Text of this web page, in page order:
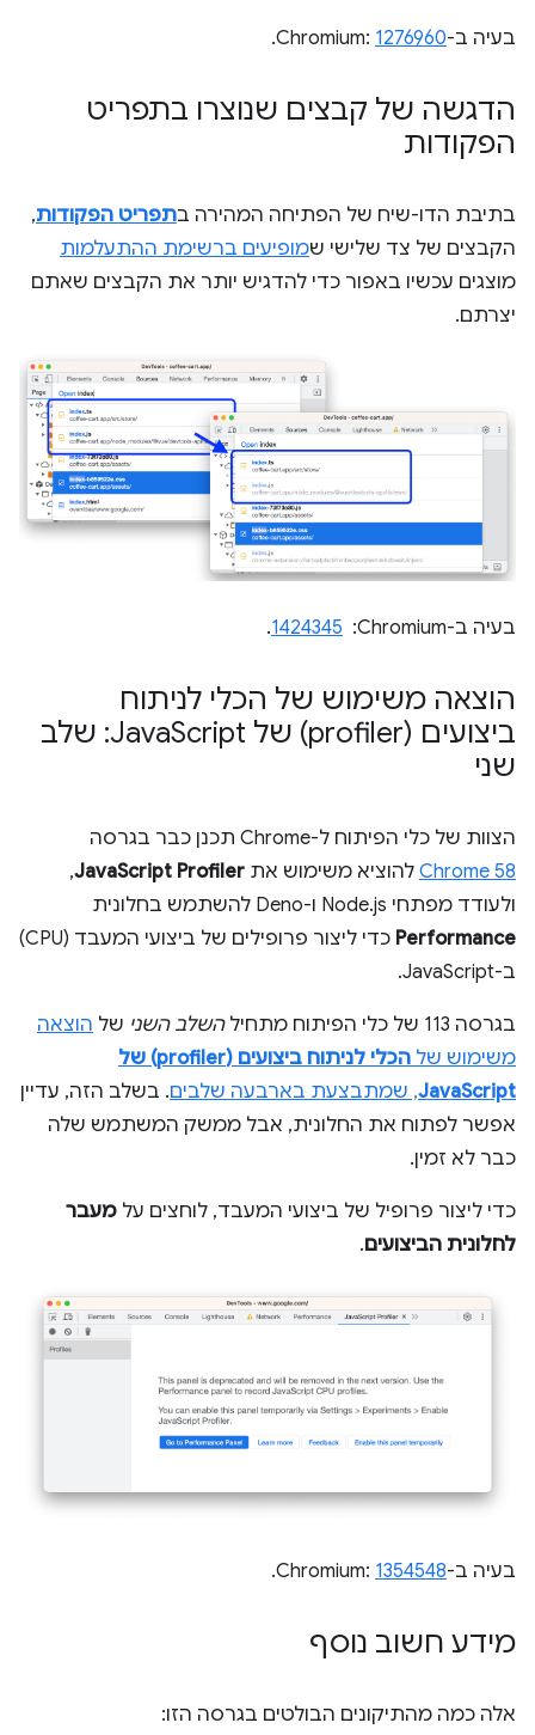
בעיה ב-Chromium:1276960
.
הדגשה של קבצים שנוצרו בתפריט
הפקודות
בתיבת הדו-שיח של הפתיחה המהירה בתפריט הפקודות,
הקבצים של צד שלישי שמופיעים ברשימת ההתעלמות
מוצגים עכשיו באפור כדי להדגיש יותר את הקבצים שאתם
יצרתם.
בעיה ב-Chromium: ‏ 1424345
.
הוצאה משימוש של הכלי לניתוח
ביצועים (profiler) של Java
Script: שלב
שני
הצוות של כלי הפיתוח ל-Chrome תכנן כבר בגרסה
Chrome 58 להוציא משימוש את JavaScript Profiler
,
ולעודד מפתחי Node.js ו-Deno להשתמש בחלונית
Performance
כדי ליצור פרופילים של ביצועי המעבד (CPU)
ב-JavaScript.
בגרסה 113 של כלי הפיתוח מתחיל השלב השני של הוצאה
משימוש של
הכלי לניתוח ביצועים (profiler) של
JavaScript, שמתבצעת בארבעה שלבים. בשלב הזה, עדיין
אפשר לפתוח את החלונית, אבל ממשק המשתמש שלה
כבר לא זמין.
כדי ליצור פרופיל של ביצועי המעבד, לוחצים על מעבר
לחלונית הביצועים.
בעיה ב-Chromium:1354548
.
מידע חשוב נוסף
אלה כמה מהתיקונים הבולטים בגרסה הזו: